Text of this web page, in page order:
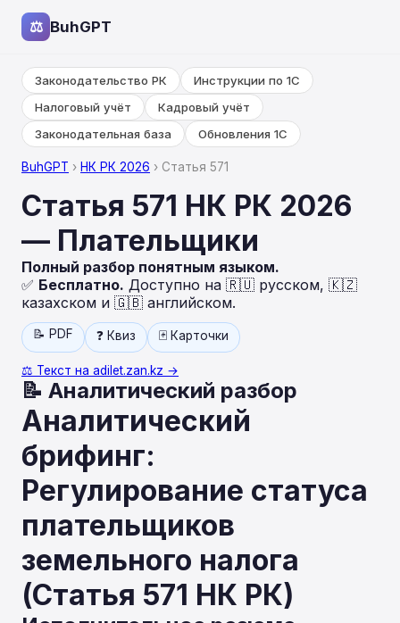
⚖ BuhGPT
Законодательство РК
Инструкции по 1С
Налоговый учёт
Кадровый учёт
Законодательная база
Обновления 1С
BuhGPT › НК РК 2026 › Статья 571
Статья 571 НК РК 2026
— Плательщики
Полный разбор понятным языком.
✅ Бесплатно. Доступно на 🇷🇺 русском, 🇰🇿
казахском и 🇬🇧 английском.
📝 PDF ❓ Квиз 🃏 Карточки
⚖️ Текст на adilet.zan.kz →
📝 Аналитический разбор
Аналитический
брифинг:
Регулирование статуса
плательщиков
земельного налога
(Статья 571 НК РК)